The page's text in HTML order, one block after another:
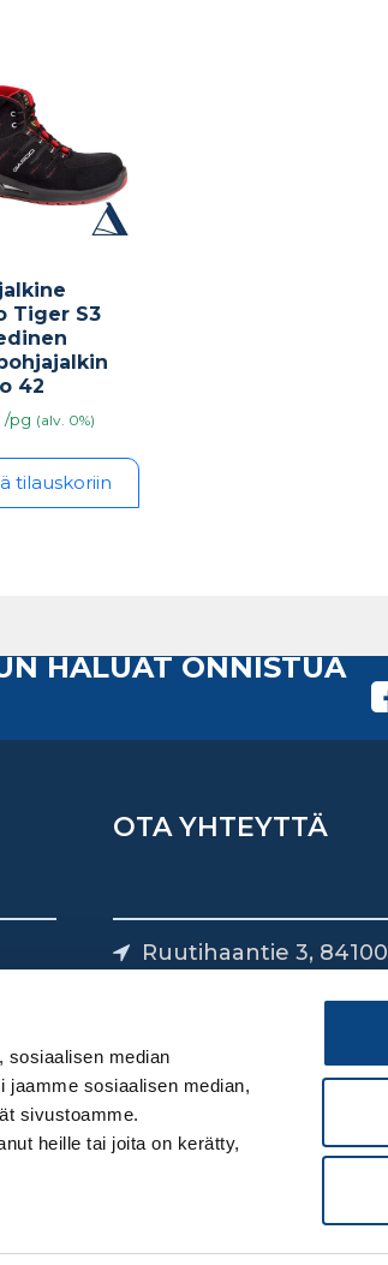
sosiaalisen median
sosiaalisen median,
sivustoamme.
heille tai joita on kerätty,
Tiger S3
42
/pg (alv. 0%)
tilauskoriin
HALUAT ONNISTUA
OTA YHTEYTTÄ
Ruutihaantie 3, 84100